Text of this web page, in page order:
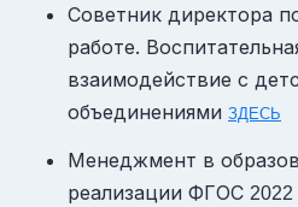
Советник директора
работе.
взаимодействие с
объединениями ЗДЕСЬ
Менеджмент в
реализации ФГОС 2022